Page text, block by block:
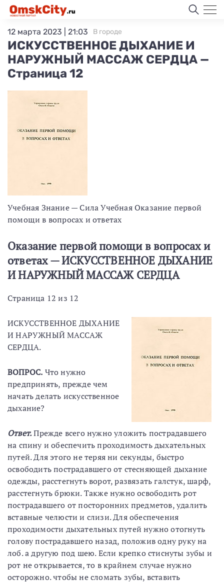
ИСКУССТВЕННОЕ ДЫХАНИЕ И
НАРУЖНЫЙ МАССАЖ СЕРДЦА —
Страница 12
12 марта 2023 | 21:03 В городе
Учебная Знание — Сила Учебная Оказание первой
помощи в вопросах и ответах
Оказание первой помощи в вопросах и
ответах — ИСКУССТВЕННОЕ ДЫХАНИЕ
И НАРУЖНЫЙ МАССАЖ СЕРДЦА
Страница 12 из 12
ИСКУССТВЕННОЕ ДЫХАНИЕ
И НАРУЖНЫЙ МАССАЖ
СЕРДЦА.
ВОПРОС. Что нужно
предпринять, прежде чем
начать делать искусственное
дыхание?
Ответ.Прежде всего нужно уложить пострадавшего
на спину и обеспечить проходимость дыхательных
путей. Для этого не теряя ни секунды, быстро
освободить пострадавшего от стесняющей дыхание
одежды, расстегнуть ворот, развязать галстук, шарф,
расстегнуть брюки. Также нужно освободить рот
пострадавшего от посторонних предметов, удалить
вставные челюсти и слизи. Для обеспечения
проходимости дыхательных путей нужно отогнуть
голову пострадавшего назад, положив одну руку на
лоб. а другую под шею. Если крепко стиснуты зубы и
рот не открывается, то в крайнем случае нужно
осторожно. чтобы не сломать зубы, вставить